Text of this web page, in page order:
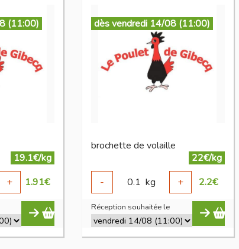
(11:00)
19.1€/kg
+ 1.91€
dès vendredi 14/08 (11:00)
brochette de volaille
22€/kg
-
0.1 kg + 2.2€
Réception souhaitée le